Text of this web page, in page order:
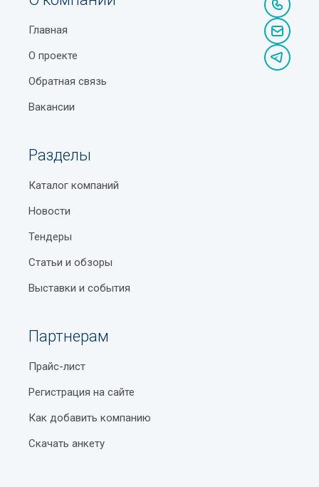
Главная
О проекте
Обратная связь
Вакансии
Разделы
Каталог компаний
Новости
Тендеры
Статьи и обзоры
Выставки и события
Партнерам
Прайс-лист
Регистрация на сайте
Как добавить компанию
Скачать анкету